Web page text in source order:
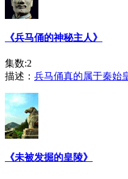
《兵马俑的神秘主人》
集数:2
描述： 兵马俑真的属于秦始
《未被发掘的皇陵》